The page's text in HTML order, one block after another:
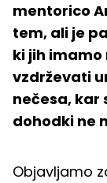
mentorico
tem, ali je
ki jih
vzdrževati
nečesa, kar
dohodki ne
Objavljamo